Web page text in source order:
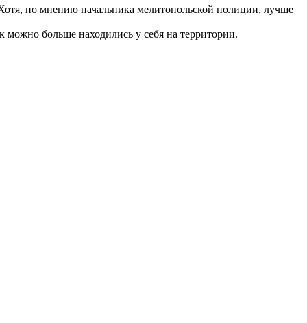
по мнению начальника мелитопольской полиции, лучше
больше находились у себя на территории.